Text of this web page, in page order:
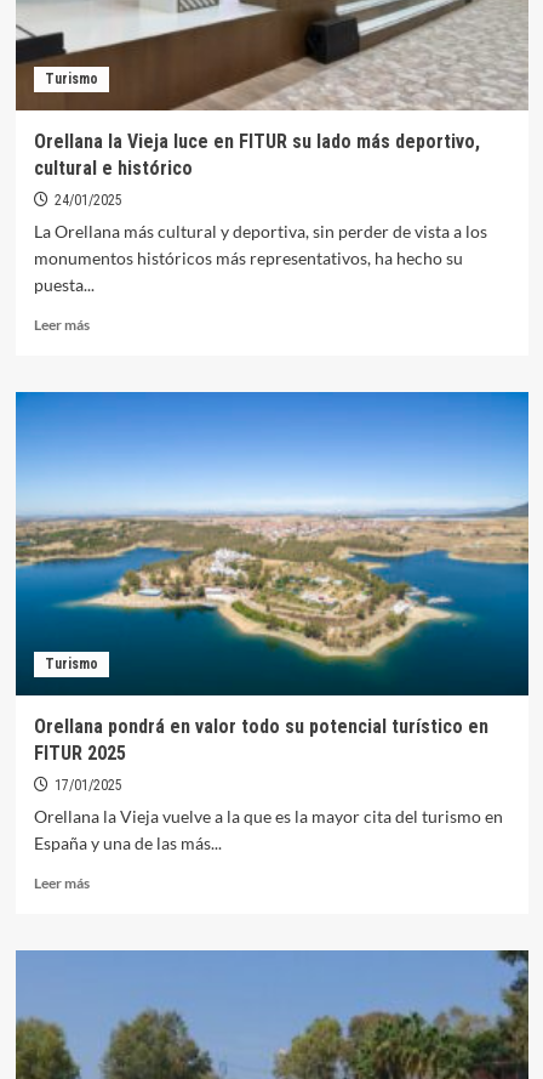
de
Orellana
un
iconos
del
turismo
Turismo
Orellana la Vieja luce en FITUR su lado más deportivo,
cultural e histórico
24/01/2025
La Orellana más cultural y deportiva, sin perder de vista a los
monumentos históricos más representativos, ha hecho su
puesta...
Leer másLeer
Orellana
su
lado
más
deportivo,
histórico
Turismo
Orellana pondrá en valor todo su potencial turístico en
FITUR 2025
17/01/2025
Orellana la Vieja vuelve a la que es la mayor cita del turismo en
España y una de las más...
Leer másLeer
Orellana
valor
todo
su